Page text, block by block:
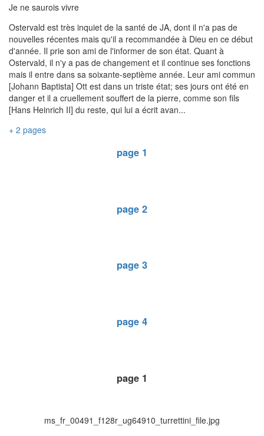
Je ne saurois vivre
Ostervald est très inquiet de la santé de JA, dont il n'a pas de
nouvelles récentes mais qu'il a recommandée à Dieu en ce début
d'année. Il prie son ami de l'informer de son état. Quant à
Ostervald, il n'y a pas de changement et il continue ses fonctions
mais il entre dans sa soixante-septième année. Leur ami commun
[Johann Baptista] Ott est dans un triste état; ses jours ont été en
danger et il a cruellement souffert de la pierre, comme son fils
[Hans Heinrich II] du reste, qui lui a écrit avan...
+ 2 pages
page 1
page 2
page 3
page 4
page 1
ms_fr_00491_f128r_ug64910_turrettini_file.jpg